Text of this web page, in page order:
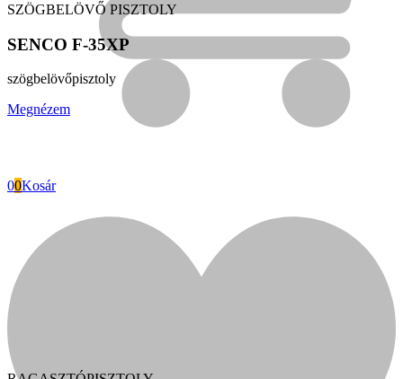
00Kosár
SZÖGBELÖVŐ PISZTOLY
SENCO F-35XP
szögbelövőpisztoly
Megnézem